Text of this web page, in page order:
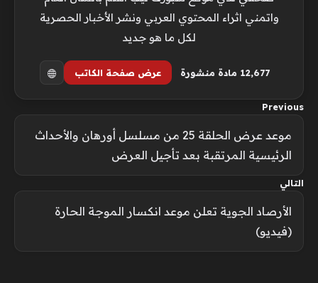
واتمني اثراء المحتوي العربي ونشر الأخبار الحصرية
لكل ما هو جديد
12٬677 مادة منشورة عرض صفحة الكاتب
Previous
موعد عرض الحلقة 25 من مسلسل أورهان والأحداث
الرئيسية المرتقبة بعد تأجيل العرض
التالي
الأرصاد الجوية تعلن موعد انكسار الموجة الحارة
(فيديو)